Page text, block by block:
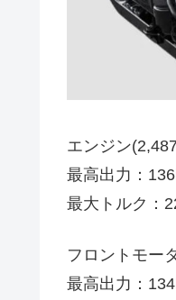
エンジン
最高出力：
最大トルク：
フロントモー
最高出力：